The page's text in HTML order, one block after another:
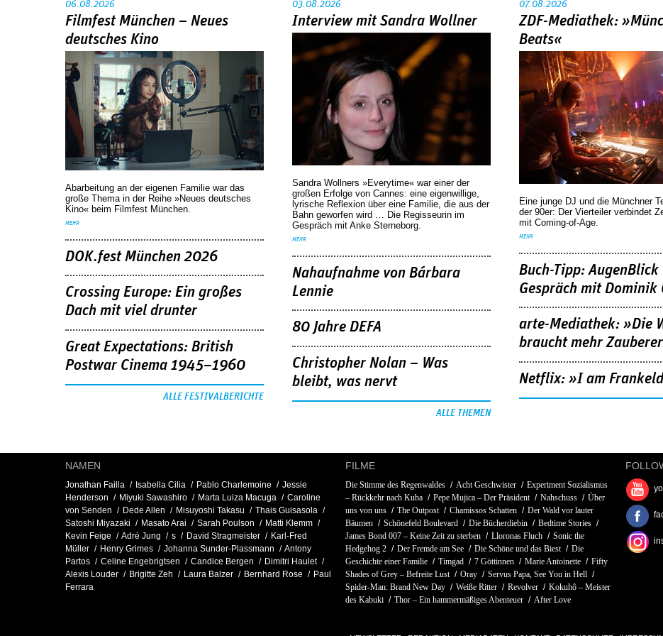
06.08.2026
Filmfest München – Neues
deutsches Kino
Abarbeitung an der eigenen Familie war das
große Thema in der Reihe »Neues deutsches
Kino« beim Filmfest München.
MEHR
DOK.fest München 2026
Crossing Europe: Ein großes
Dach mit viel drunter
Great Expectations: British
Postwar Cinema 1945–1960
ALLE FESTIVALBERICHTE
03.08.2026
Interview mit Sandra Wollner
Sandra Wollners »Everytime« war einer der
großen Erfolge von Cannes: eine eigenwillige,
lyrische Reflexion über eine ­Familie, die aus der
Bahn geworfen wird … Die Regisseurin im
Gespräch mit Anke Sterneborg.
MEHR
Nahaufnahme von Bárbara
Lennie
80 Jahre DEFA
Christopher Nolan – Was
bleibt, was nervt
ALLE THEMEN
07.08.2026
ZDF-Mediathek:
Beats«
Eine junge DJ und die Münchner
der 90er: Der Vierteiler verbindet
mit Coming-of-Age.
MEHR
Buch-Tipp: AugenBlick
Gespräch mit Dominik
arte-Mediathek: »Die
braucht mehr
Netflix: »I am
NAMEN
Jonathan Failla Isabella Cilia Pablo Charlemoine
Jessie
Henderson
Miyuki Sawashiro Marta Luiza Macuga
Caroline
von Senden
Dede Allen Misuyoshi Takasu
Thais Guisasola
Satoshi Miyazaki
Masato Arai Sarah Poulson
Matti Klemm
Kevin Feige
Adré Jung s David Stragmeister
Karl-Fred
Müller
Henry Grimes Johanna Sunder-Plassmann
Antony
Partos
Celine Engebrigtsen Candice Bergen
Dimitri Haulet
Alexis Louder
Brigitte Zeh Laura Balzer Bernhard Rose
Paul
Ferrara
FILME
Die Stimme des Regenwaldes Acht Geschwister
Experiment Sozialismus
– Rückkehr nach Kuba
Pepe Mujica – Der Präsident Nahschuss
Über
uns von uns
The Outpost Chamissos Schatten
Der Wald vor lauter
Bäumen
Schönefeld Boulevard Die Bücherdiebin
Bedtime Stories
James Bond 007 – Keine Zeit zu sterben
Lloronas Fluch
Sonic the
Hedgehog 2
Der Fremde am See Die Schöne und das Biest
Die
Geschichte einer Familie
Timgad 7 Göttinnen Marie Antoinette
Fifty
Shades of Grey – Befreite Lust
Oray
Servus Papa, See You in Hell
Spider-Man: Brand New Day
Weiße Ritter Revolver
Kokuhô – Meister
des Kabuki
Thor – Ein hammermäßiges Abenteuer After Love